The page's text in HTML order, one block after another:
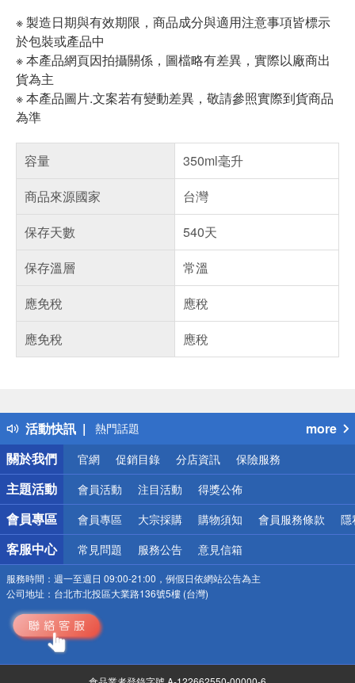
※ 製造日期與有效期限，商品成分與適用注意事項皆標示
於包裝或產品中
※ 本產品網頁因拍攝關係，圖檔略有差異，實際以廠商出
貨為主
※ 本產品圖片.文案若有變動差異，敬請參照實際到貨商品
為準
容量
350ml毫升
商品來源國家
台灣
保存天數
540天
保存溫層
常溫
應免稅
應稅
應免稅
應稅
活動快訊
得獎公告
熱門話題
銀行優惠
偏遠地區配送
詐騙網頁！請小心！
more
關於我們
官網 促銷目錄 分店資訊 保險服務
主題活動 會員活動 注目活動 得獎公佈
會員專區 會員專區 大宗採購 購物須知 會員服務條款 隱
客服中心 常見問題 服務公告 意見信箱
服務時間： 週一至週日 09:00-21:00，例假日依網站公告為主
公司地址： 台北市北投區大業路136號5樓 (台灣)